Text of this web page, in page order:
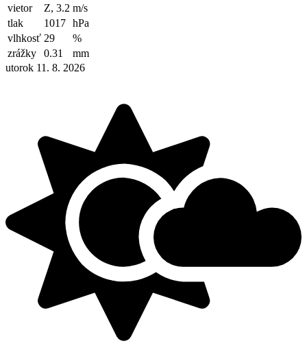
vietor
Z, 3.2 m/s
tlak
1017 hPa
vlhkosť 29
%
zrážky
0.31
mm
utorok 11. 8. 2026